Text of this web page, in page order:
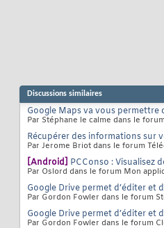
Discussions similaires
Google Maps va vous permettre
Par Stéphane le calme dans le
Récupérer des informations sur
Par Jerome Briot dans le forum
[Android] PCConso : Visualisez
Par Oslord dans le forum Mon
Google Drive permet d’éditer et
Par Gordon Fowler dans le forum
Google Drive permet d’éditer et
Par Gordon Fowler dans le forum